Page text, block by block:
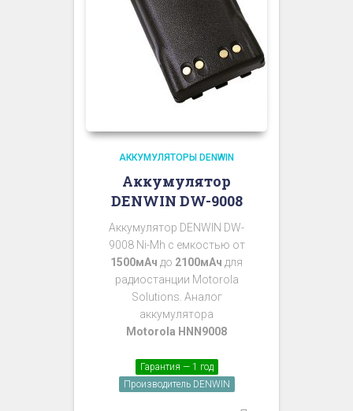
АККУМУЛЯТОРЫ DENWIN
Аккумулятор
DENWIN DW-9008
Аккумулятор DENWIN DW-
9008 Ni-Mh с емкостью от
1500мАч до 2100мАч для
радиостанции Motorola
Solutions. Аналог
аккумулятора
Motorola HNN9008
Гарантия — 1 год
Производитель DENWIN